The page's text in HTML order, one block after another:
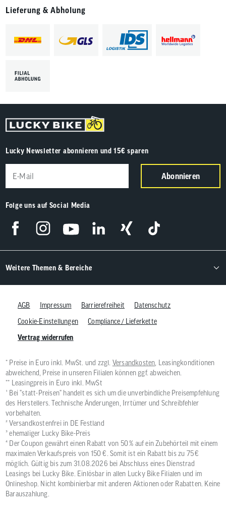
Lieferung & Abholung
Lucky Newsletter abonnieren und 15€ sparen
Abonnieren
Folge uns auf Social Media
Weitere Themen & Bereiche
AGB Impressum Barrierefreiheit
Datenschutz
Cookie-Einstellungen
Compliance / Lieferkette
Vertrag widerrufen
* Preise in Euro inkl. MwSt. und zzgl. Versandkosten, Leasingkonditionen
abweichend, Preise in unseren Filialen können ggf. abweichen.
** Leasingpreis in Euro inkl. MwSt
¹ Bei "statt-Preisen" handelt es sich um die unverbindliche Preisempfehlung
des Herstellers. Technische Änderungen, Irrtümer und Schreibfehler
vorbehalten.
² Versandkostenfrei in DE Festland
³ ehemaliger Lucky Bike-Preis
⁴ Der Coupon gewährt einen Rabatt von 50 % auf ein Zubehörteil mit einem
maximalen Verkaufspreis von 150 €. Somit ist ein Rabatt bis zu 75 €
möglich. Gültig bis zum 31.08.2026 bei Abschluss eines Dienstrad
Leasings bei Lucky Bike. Einlösbar in allen Lucky Bike Filialen und im
Onlineshop. Nicht kombinierbar mit anderen Aktionen oder Rabatten. Keine
Barauszahlung.